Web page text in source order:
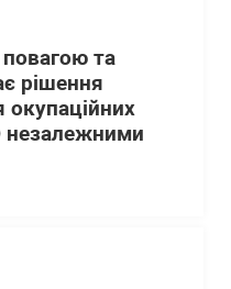
та
рішення
незалежними